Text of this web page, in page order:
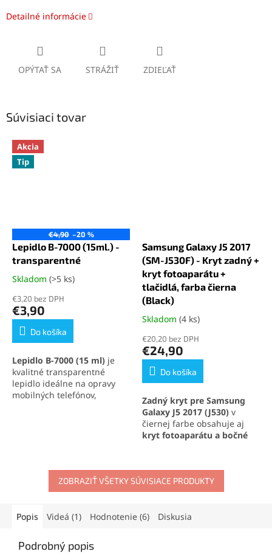
Detailné informácie
OPÝTAŤ SA STRÁŽIŤ ZDIEĽAŤ
Súvisiaci tovar
Akcia
Tip
€4,90 –20 %
Lepidlo B-7000 (15ml.) -
transparentné
Priemerné
produktu
je
5,0
hviezdičiek.
Skladom (>5 ks)
€3,20 bez DPH
€3,90
Do košíka
Lepidlo B-7000 (15 ml) je
kvalitné transparentné
lepidlo ideálne na opravy
mobilných telefónov,
jednoducho nanáša aj na
drobné súčiastky.
Samsung Galaxy J5 2017
(SM-J530F) - Kryt zadný +
kryt fotoaparátu +
tlačidlá, farba čierna
(Black)
Priemerné
produktu
je
5,0
hviezdičiek.
Skladom (4 ks)
€20,20 bez DPH
€24,90
Do košíka
Zadný kryt pre Samsung
Galaxy J5 2017 (J530) v
čiernej farbe obsahuje aj
kryt fotoaparátu a bočné
spoľahlivú ochranu
fotoaparátu. Ideálne
riešenie navýmenu
dielu.
ZOBRAZIŤ VŠETKY SÚVISIACE PRODUKTY
Popis Videá (1) Hodnotenie (6) Diskusia
Podrobný popis